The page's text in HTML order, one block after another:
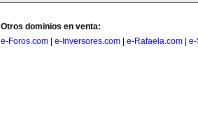
Otros dominios en venta:
e-Foros.com
e-Inversores.com e-Rafaela.com e-